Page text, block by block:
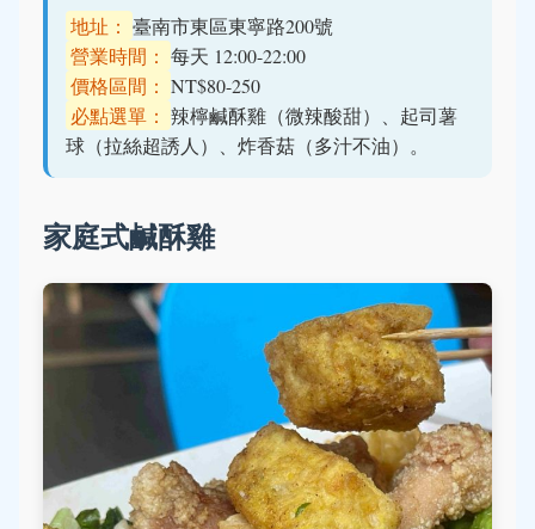
地址： 臺南市東區東寧路200號
營業時間： 每天 12:00-22:00
價格區間： NT$80-250
必點選單： 辣檸鹹酥雞（微辣酸甜）、起司薯
球（拉絲超誘人）、炸香菇（多汁不油）。
家庭式鹹酥雞